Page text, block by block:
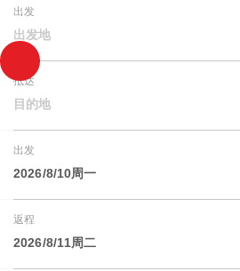
出发
出发地
抵达
目的地
出发
2026/8/10周一
返程
2026/8/11周二